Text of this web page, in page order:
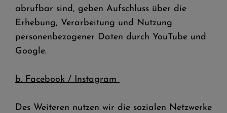
abrufbar sind, geben Aufschluss über die
Erhebung, Verarbeitung und Nutzung
personenbezogener Daten durch YouTube und
Google.
b. Facebook / Instagram
Des Weiteren nutzen wir die sozialen Netzwerke